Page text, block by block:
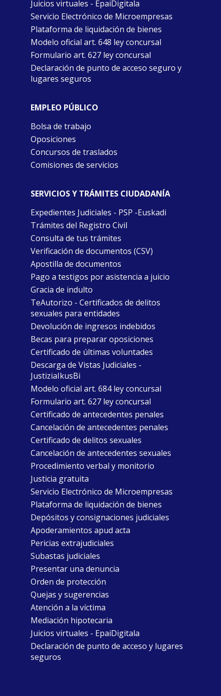
Juicios virtuales - EpaiDigitala
Servicio Electrónico de Microempresas
Plataforma de liquidación de bienes
Modelo oficial art. 648 ley concursal
Formulario art. 627 ley concursal
Declaración de punto de acceso seguro y
lugares seguros
EMPLEO PÚBLICO
Bolsa de trabajo
Oposiciones
Concursos de traslados
Comisiones de servicios
SERVICIOS Y TRÁMITES CIUDADANÍA
Expedientes Judiciales - PSP -Euskadi
Trámites del Registro Civil
Consulta de tus trámites
Verificación de documentos (CSV)
Apostilla de documentos
Pago a testigos por asistencia a juicio
Gracia de indulto
TeAutorizo - Certificados de delitos
sexuales para entidades
Devolución de ingresos indebidos
Becas para preparar oposiciones
Certificado de últimas voluntades
Descarga de Vistas Judiciales -
JustiziaIkusBi
Modelo oficial art. 684 ley concursal
Formulario art. 627 ley concursal
Certificado de antecedentes penales
Cancelación de antecedentes penales
Certificado de delitos sexuales
Cancelación de antecedentes sexuales
Procedimiento verbal y monitorio
Justicia gratuita
Servicio Electrónico de Microempresas
Plataforma de liquidación de bienes
Depósitos y consignaciones judiciales
Apoderamientos apud acta
Pericias extrajudiciales
Subastas judiciales
Presentar una denuncia
Orden de protección
Quejas y sugerencias
Atención a la víctima
Mediación hipotecaria
Juicios virtuales - EpaiDigitala
Declaración de punto de acceso y lugares
seguros